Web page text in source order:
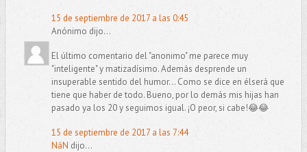
15 de septiembre de 2017 a las 0:45
Anónimo dijo...
El último comentario del "anonimo" me parece muy
"inteligente" y matizadísimo. Además desprende un
insuperable sentido del humor... Como se dice en élserá que
tiene que haber de todo. Bueno, por lo demás mis hijas han
pasado ya los 20 y seguimos igual. ¡O peor, si cabe!😂😂
15 de septiembre de 2017 a las 7:44
NáN dijo...